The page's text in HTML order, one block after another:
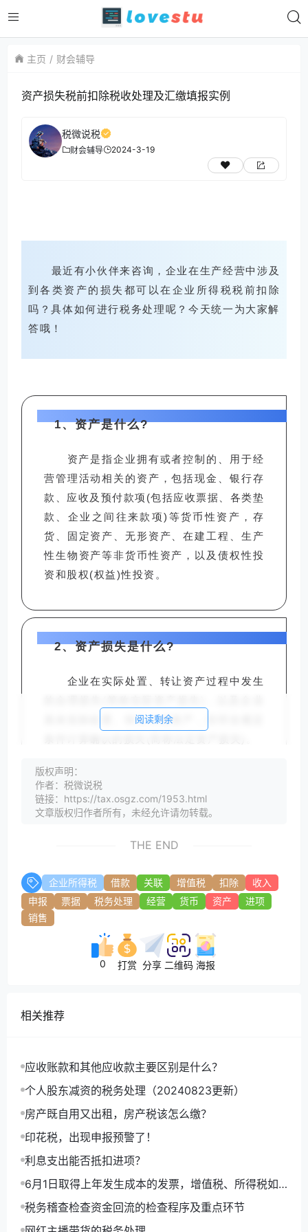
主页 财会辅导
资产损失税前扣除税收处理及汇缴填报实例
税微说税
财会辅导 2024-3-19
最近有小伙伴来咨询，企业在生产经营中涉及
到各类资产的损失都可以在企业所得税税前扣除
吗？具体如何进行税务处理呢？今天统一为大家解
答哦！
1、资产是什么?
资产是指企业拥有或者控制的、用于经
营管理活动相关的资产，包括现金、银行存
款、应收及预付款项(包括应收票据、各类垫
款、企业之间往来款项)等货币性资产，存
货、固定资产、无形资产、在建工程、生产
性生物资产等非货币性资产，以及债权性投
资和股权(权益)性投资。
2、资产损失是什么?
企业在实际处置、转让资产过程中发生
虽未实际处置、转让上述资产，但符合规定
3、资产损失如何税前扣除?
按照《国家税务总局关于企业所得税资
税务总局公告2018年第15号)的规定，企业
向税务机关申报扣除资产损失，仅需填报企
业所得税年度纳税申报表《资产损失税前扣
除及纳税调整明细表》，不再报送资产损失
相关资料，相关资料由企业留存备查。
下面我们通过几个案例具体了解一下
案例一：
A公司2022年发生以下资产损失：
（1）报废处置了一批账面净值为30万元的
固定资产，处置收入22万元，结转营业外支出的
实际损失8万元；
取得赔偿收入5000元。存货未计提减值准备。净
阅读剩余
版权声明：
作者：税微说税
链接：https://tax.osgz.com/1953.html
文章版权归作者所有，未经允许请勿转载。
THE END
企业所得税 借款 关联 增值税 扣除
收入
申报
票据 税务处理 经营 货币 资产
进项
销售
0 打赏 分享 二维码 海报
相关推荐
应收账款和其他应收款主要区别是什么？
个人股东减资的税务处理（20240823更新）
房产既自用又出租，房产税该怎么缴？
印花税，出现申报预警了！
利息支出能否抵扣进项？
6月1日取得上年发生成本的发票，增值税、所得税如
何处理，如何做账？
税务稽查检查资金回流的检查程序及重点环节